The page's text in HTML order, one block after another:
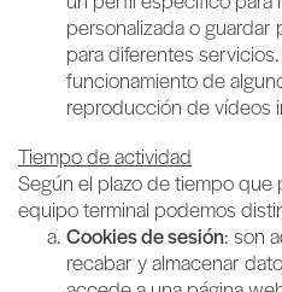
personalizada o guardar
para diferentes
funcionamiento de
reproducción de vídeos
Tiempo de actividad
Según el plazo de tiempo que
equipo terminal podemos
Cookies de sesión: son
recabar y almacenar